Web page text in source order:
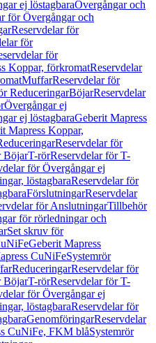
ej löstagbaraÖvergångar och
för Övergångar och
Reservdelar för
för
för
Koppar, förkromatReservdelar
MuffarReservdelar för
ReduceringarBöjarReservdelar
Övergångar ej
ej löstagbaraGeberit Mapress
Mapress Koppar,
Reservdelar för
BöjarT-rörReservdelar för T-
för Övergångar ej
löstagbaraReservdelar för
FörslutningarReservdelar
för AnslutningarTillbehör
för rörledningar och
Set skruv för
Geberit Mapress
CuNiFeSystemrör
ReduceringarReservdelar för
BöjarT-rörReservdelar för T-
för Övergångar ej
löstagbaraReservdelar för
GenomföringarReservdelar
CuNiFe, FKM blåSystemrör